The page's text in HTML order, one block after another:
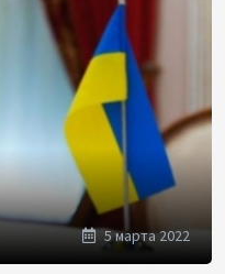
5 марта 2022